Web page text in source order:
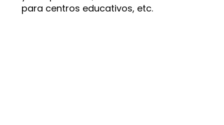
para centros educativos, etc.